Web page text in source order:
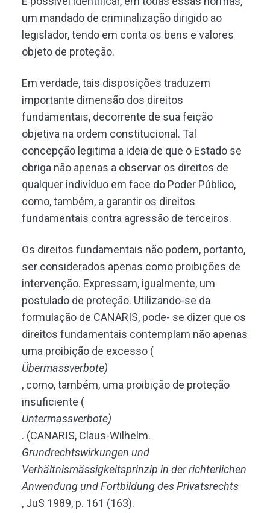
um mandado de criminalização dirigido ao
legislador, tendo em conta os bens e valores
objeto de proteção.
Em verdade, tais disposições traduzem
importante dimensão dos direitos
fundamentais, decorrente de sua feição
objetiva na ordem constitucional. Tal
concepção legitima a ideia de que o Estado se
obriga não apenas a observar os direitos de
qualquer indivíduo em face do Poder Público,
como, também, a garantir os direitos
fundamentais contra agressão de terceiros.
Os direitos fundamentais não podem, portanto,
ser considerados apenas como proibições de
intervenção. Expressam, igualmente, um
postulado de proteção. Utilizando-se da
formulação de CANARIS, pode- se dizer que os
direitos fundamentais contemplam não apenas
uma proibição de excesso (
Übermassverbote)
, como, também, uma proibição de proteção
insuficiente (
Untermassverbote)
. (CANARIS, Claus-Wilhelm.
Grundrechtswirkungen und
Verhältnismässigkeitsprinzip in der richterlichen
Anwendung und Fortbildung des Privatsrechts
, JuS 1989, p. 161 (163).